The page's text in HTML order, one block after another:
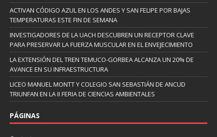
ACTIVAN CÓDIGO AZUL EN LOS ANDES Y SAN FELIPE POR BAJAS
TEMPERATURAS ESTE FIN DE SEMANA
INVESTIGADORES DE LA UACH DESCUBREN UN RECEPTOR CLAVE
PARA PRESERVAR LA FUERZA MUSCULAR EN EL ENVEJECIMIENTO
LA EXTENSIÓN DEL TREN TEMUCO-GORBEA ALCANZA UN 20% DE
AVANCE EN SU INFRAESTRUCTURA
LICEO MANUEL MONTT Y COLEGIO SAN SEBASTIÁN DE ANCUD
TRIUNFAN EN LA II FERIA DE CIENCIAS AMBIENTALES
PÁGINAS